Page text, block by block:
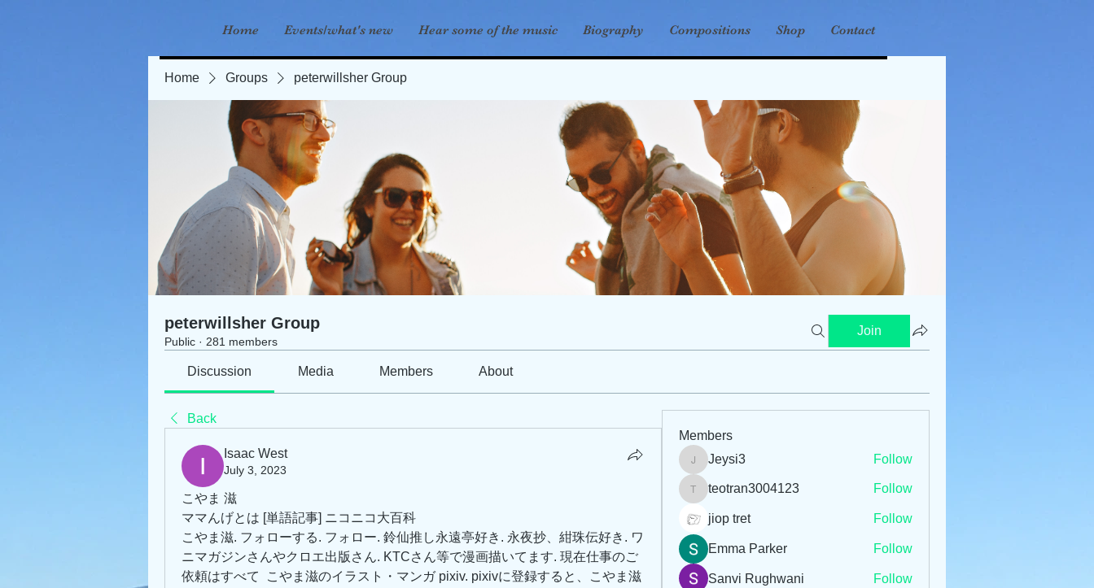
Home Events/what's new Hear some of the music Biography Compositions Shop Contact
Home Groups peterwillsher Group
peterwillsher Group
Public · 281 members
Join
Discussion Media Members About
Back
Isaac West
July 3, 2023
こやま 滋
ママんげとは [単語記事] ニコニコ大百科
こやま滋. フォローする. フォロー. 鈴仙推し永遠亭好き. 永夜抄、紺珠伝好き. ワ
ニマガジンさんやクロエ出版さん. KTCさん等で漫画描いてます. 現在仕事のご
依頼はすべて  こやま滋のイラスト・マンガ pixiv. pixivに登録すると、こやま滋
Members
Jeysi3
Jeysi3 Follow
teotran3004123
teotran3004123 Follow
jiop tret Follow
Emma Parker Follow
Sanvi Rughwani
Follow